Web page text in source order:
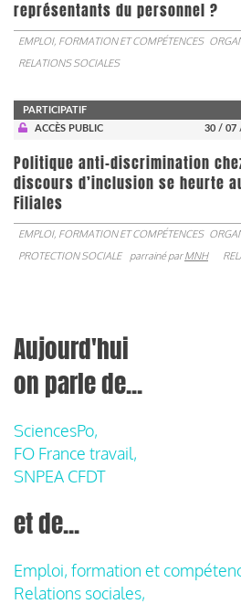
représentants du personnel ?
EMPLOI, FORMATION ET COMPÉTENCES
RELATIONS SOCIALES
PARTICIPATIF
ACCÈS PUBLIC
30 / 07
Politique anti-discrimination
discours d’inclusion se heurte
Filiales
EMPLOI, FORMATION ET COMPÉTENCES
PROTECTION SOCIALE
parrainé parMNH
Aujourd'hui
on parle de...
SciencesPo,
FO France travail,
SNPEA CFDT
et de...
Emploi, formation et
Relations sociales,